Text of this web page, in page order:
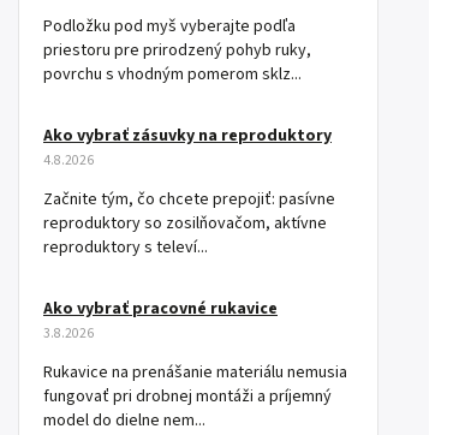
Podložku pod myš vyberajte podľa
priestoru pre prirodzený pohyb ruky,
povrchu s vhodným pomerom sklz...
Ako vybrať zásuvky na reproduktory
4.8.2026
Začnite tým, čo chcete prepojiť: pasívne
reproduktory so zosilňovačom, aktívne
reproduktory s televí...
Ako vybrať pracovné rukavice
3.8.2026
Rukavice na prenášanie materiálu nemusia
fungovať pri drobnej montáži a príjemný
model do dielne nem...